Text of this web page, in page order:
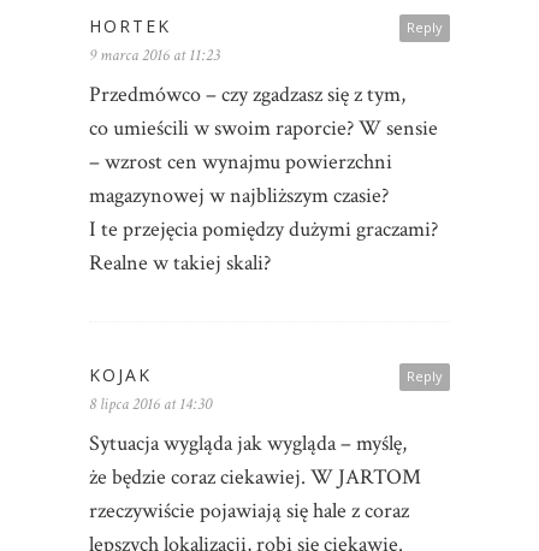
Reply
HORTEK
9 marca 2016 at 11:23
Przedmówco – czy zgadzasz się z tym,
co umieścili w swoim raporcie? W sensie
– wzrost cen wynajmu powierzchni
magazynowej w najbliższym czasie?
I te przejęcia pomiędzy dużymi graczami?
Realne w takiej skali?
Reply
KOJAK
8 lipca 2016 at 14:30
Sytuacja wygląda jak wygląda – myślę,
że będzie coraz ciekawiej. W JARTOM
rzeczywiście pojawiają się hale z coraz
lepszych lokalizacji, robi się ciekawie.